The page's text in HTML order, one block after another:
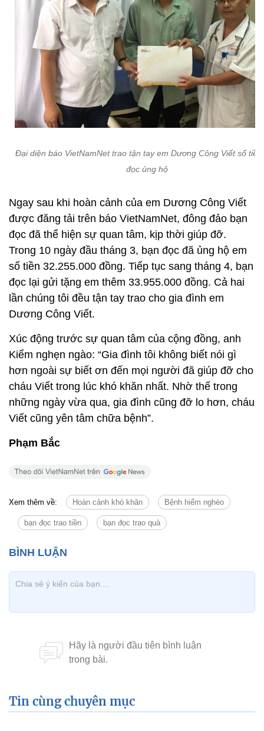
Đại diện báo VietNamNet trao tận tay em Dương Công Viết số tiền
đọc ủng hộ
Ngay sau khi hoàn cảnh của em Dương Công Viết
được đăng tải trên báo VietNamNet, đông đảo bạn
đọc đã thể hiện sự quan tâm, kịp thời giúp đỡ.
Trong 10 ngày đầu tháng 3, bạn đọc đã ủng hộ em
số tiền 32.255.000 đồng. Tiếp tục sang tháng 4, bạn
đọc lại gửi tặng em thêm 33.955.000 đồng. Cả hai
lần chúng tôi đều tận tay trao cho gia đình em
Dương Công Viết.
Xúc động trước sự quan tâm của cộng đồng, anh
Kiểm nghẹn ngào: “Gia đình tôi không biết nói gì
hơn ngoài sự biết ơn đến mọi người đã giúp đỡ cho
cháu Viết trong lúc khó khăn nhất. Nhờ thế trong
những ngày vừa qua, gia đình cũng đỡ lo hơn, cháu
Viết cũng yên tâm chữa bệnh”.
Phạm Bắc
Xem thêm về: Hoàn cảnh khó khăn Bệnh hiểm nghèo
bạn đọc trao tiền bạn đọc trao quà
Tin cùng chuyên mục